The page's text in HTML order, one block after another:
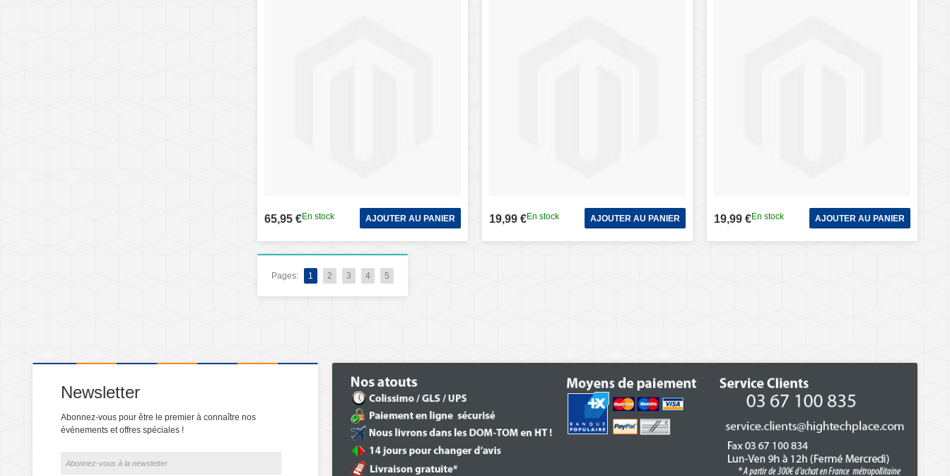
65,95 €En stock AJOUTER AU PANIER 19,99 €En stock AJOUTER AU PANIER 19,99 €En stock AJOUTER AU PANIER
Pages: 1 2 3 4 5
Newsletter
Abonnez-vous pour être le premier à connaître nos
événements et offres spéciales !